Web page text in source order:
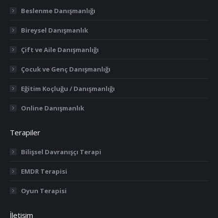
in
window
in
window
in
window
Beslenme Danışmanlığı
Bireysel Danışmanlık
Çift ve Aile Danışmanlığı
Çocuk ve Genç Danışmanlığı
Eğitim Koçluğu / Danışmanlığı
Online Danışmanlık
Terapiler
Bilişsel Davranışçı Terapi
EMDR Terapisi
Oyun Terapisi
İletişim